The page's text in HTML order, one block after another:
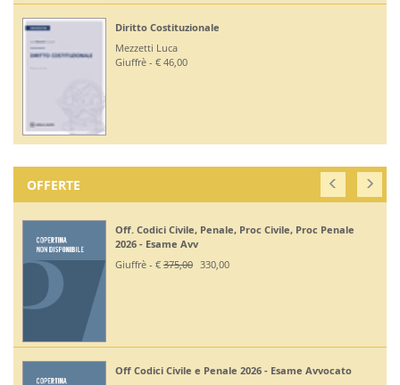
Diritto Costituzionale
Mezzetti Luca
Giuffrè - € 46,00
OFFERTE
Off. Codici Civile, Penale, Proc Civile, Proc Penale
2026 - Esame Avv
Giuffrè - € 375,00 330,00
Off Codici Civile e Penale 2026 - Esame Avvocato